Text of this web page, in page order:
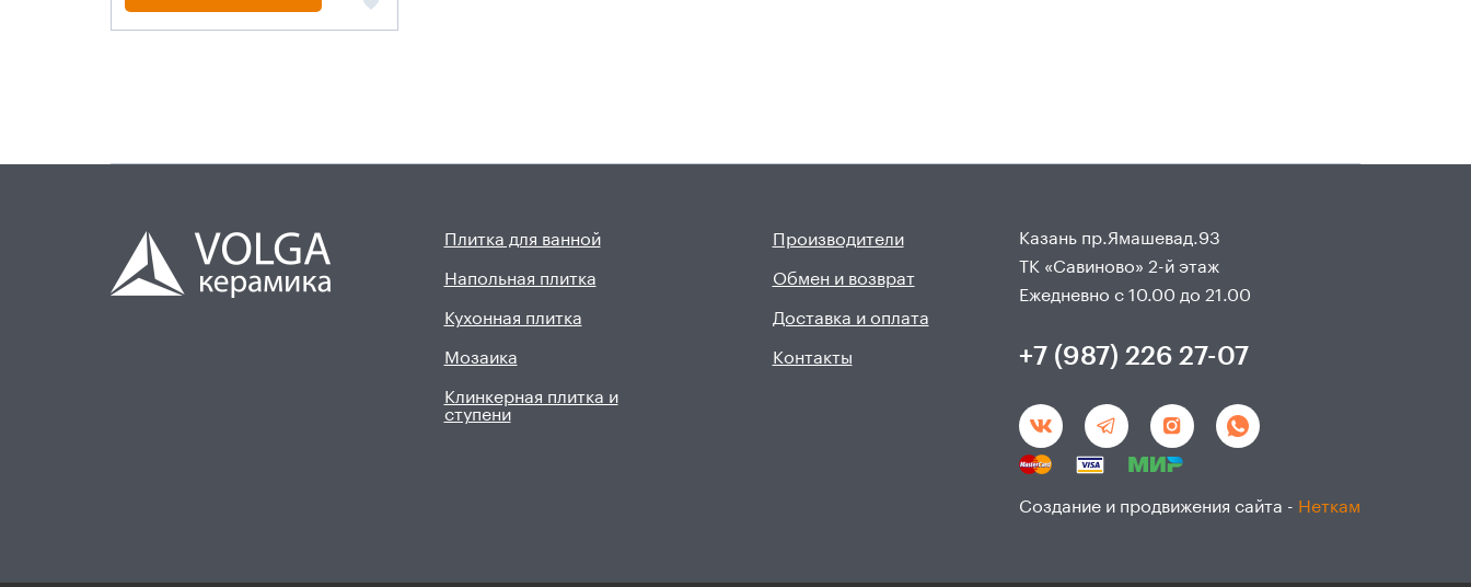
Плитка для ванной
Напольная плитка
Кухонная плитка
Мозаика
Клинкерная плитка и
ступени
Производители
Обмен и возврат
Доставка и оплата
Контакты
Казань пр.Ямашевад.93
ТК «Савиново» 2-й этаж
Ежедневно с 10.00 до 21.00
+7 (987) 226 27-07
Создание и продвижения сайта - Неткам